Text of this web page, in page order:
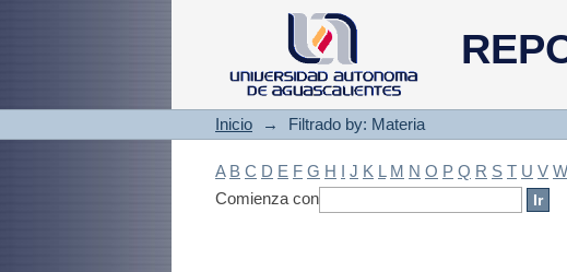
Filtrado by: Materia
Inicio → Filtrado by: Materia
A B C D E F G H I J K L M N O P Q R S T U V W
Comienza con